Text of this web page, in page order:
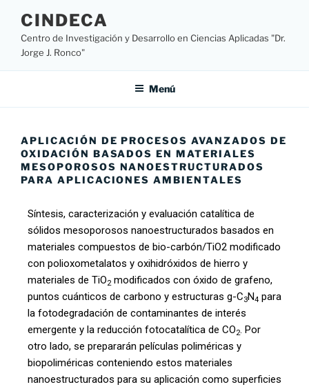
CINDECA
Centro de Investigación y Desarrollo en Ciencias Aplicadas "Dr.
Jorge J. Ronco"
Menú
APLICACIÓN DE PROCESOS AVANZADOS DE
OXIDACIÓN BASADOS EN MATERIALES
MESOPOROSOS NANOESTRUCTURADOS
PARA APLICACIONES AMBIENTALES
Síntesis, caracterización y evaluación catalítica de
sólidos mesoporosos nanoestructurados basados en
materiales compuestos de bio-carbón/TiO2 modificado
con polioxometalatos y oxihidróxidos de hierro y
materiales de TiO2 modificados con óxido de grafeno,
puntos cuánticos de carbono y estructuras g-C3N4 para
la fotodegradación de contaminantes de interés
emergente y la reducción fotocatalítica de CO2. Por
otro lado, se prepararán películas poliméricas y
biopoliméricas conteniendo estos materiales
nanoestructurados para su aplicación como superficies